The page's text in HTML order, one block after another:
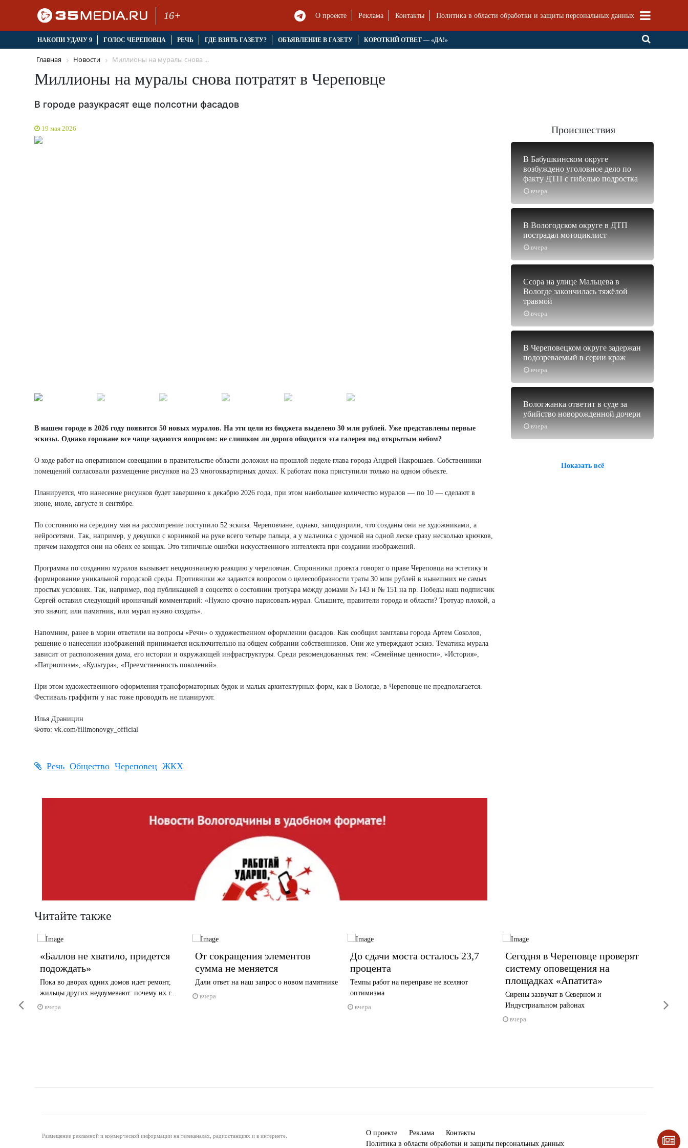
16+ О проекте Реклама Контакты Политика в области обработки и защиты персональных данных
НАКОПИ УДАЧУ 9 ГОЛОС ЧЕРЕПОВЦА РЕЧЬ ГДЕ ВЗЯТЬ ГАЗЕТУ? ОБЪЯВЛЕНИЕ В ГАЗЕТУ КОРОТКИЙ ОТВЕТ — «ДА!»
Главная Новости Миллионы на муралы снова ...
Миллионы на муралы снова потратят в Череповце
В городе разукрасят еще полсотни фасадов
19 мая 2026
В нашем городе в 2026 году появится 50 новых муралов. На эти цели из бюджета выделено 30 млн рублей. Уже представлены первые
эскизы. Однако горожане все чаще задаются вопросом: не слишком ли дорого обходится эта галерея под открытым небом?
О ходе работ на оперативном совещании в правительстве области доложил на прошлой неделе глава города Андрей Накрошаев. Собственники
помещений согласовали размещение рисунков на 23 многоквартирных домах. К работам пока приступили только на одном объекте.
Планируется, что нанесение рисунков будет завершено к декабрю 2026 года, при этом наибольшее количество муралов — по 10 — сделают в
июне, июле, августе и сентябре.
По состоянию на середину мая на рассмотрение поступило 52 эскиза. Череповчане, однако, заподозрили, что созданы они не художниками, а
нейросетями. Так, например, у девушки с корзинкой на руке всего четыре пальца, а у мальчика с удочкой на одной леске сразу несколько крючков,
причем находятся они на обеих ее концах. Это типичные ошибки искусственного интеллекта при создании изображений.
Программа по созданию муралов вызывает неоднозначную реакцию у череповчан. Сторонники проекта говорят о праве Череповца на эстетику и
формирование уникальной городской среды. Противники же задаются вопросом о целесообразности траты 30 млн рублей в нынешних не самых
простых условиях. Так, например, под публикацией в соцсетях о состоянии тротуара между домами № 143 и № 151 на пр. Победы наш подписчик
Сергей оставил следующий ироничный комментарий: «Нужно срочно нарисовать мурал. Слышите, правители города и области? Тротуар плохой, а
это значит, или памятник, или мурал нужно создать».
Напомним, ранее в мэрии ответили на вопросы «Речи» о художественном оформлении фасадов. Как сообщил замглавы города Артем Соколов,
решение о нанесении изображений принимается исключительно на общем собрании собственников. Они же утверждают эскиз. Тематика мурала
зависит от расположения дома, его истории и окружающей инфраструктуры. Среди рекомендованных тем: «Семейные ценности», «История»,
«Патриотизм», «Культура», «Преемственность поколений».
При этом художественного оформления трансформаторных будок и малых архитектурных форм, как в Вологде, в Череповце не предполагается.
Фестиваль граффити у нас тоже проводить не планируют.
Илья Драницин
Фото: vk.com/filimonovgy_official
Речь Общество Череповец ЖКХ
Происшествия
вчера
В Бабушкинском округе
возбуждено уголовное дело по
факту ДТП с гибелью подростка
вчера
В Вологодском округе в ДТП
пострадал мотоциклист
вчера
Ссора на улице Мальцева в
Вологде закончилась тяжёлой
травмой
вчера
В Череповецком округе задержан
подозреваемый в серии краж
вчера
Вологжанка ответит в суде за
убийство новорожденной дочери
Показать всё
Читайте также
«Баллов не хватило, придется
подождать»
Пока во дворах одних домов идет ремонт,
жильцы других недоумевают: почему их г...
вчера
От сокращения элементов
сумма не меняется
Дали ответ на наш запрос о новом памятнике
вчера
До сдачи моста осталось 23,7
процента
Темпы работ на переправе не вселяют
оптимизма
вчера
Сегодня в Череповце проверят
систему оповещения на
площадках «Апатита»
Сирены зазвучат в Северном и
Индустриальном районах
вчера
1 июня
Размещение рекламной и коммерческой информации на телеканалах, радиостанциях и в интернете. О проекте Реклама
Контакты
Политика в области обработки и защиты персональных данных